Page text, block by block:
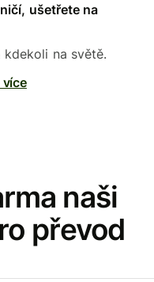
ušetřete na
kdekoli na světě.
naši
převod